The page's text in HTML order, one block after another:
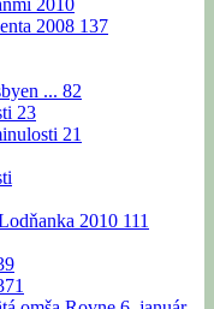
2010
2008 137
... 82
23
21
2010 111